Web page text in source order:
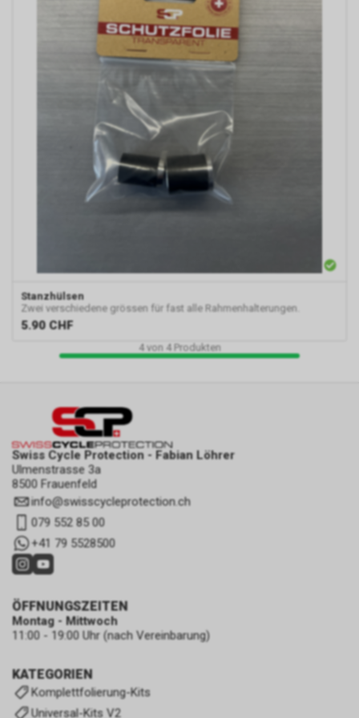
Stanzhülsen
Zwei verschiedene grössen für fast alle Rahmenhalterungen.
5.90 CHF
4von 4Produkten
Swiss Cycle Protection - Fabian Löhrer
Ulmenstrasse 3a
8500 Frauenfeld
info@swisscycleprotection.ch
079 552 85 00
+41 79 5528500
KATEGORIEN
Komplettfolierung-Kits
Universal-Kits V2
ÖFFNUNGSZEITEN
Montag - Mittwoch
11:00 - 19:00 Uhr (nach Vereinbarung)